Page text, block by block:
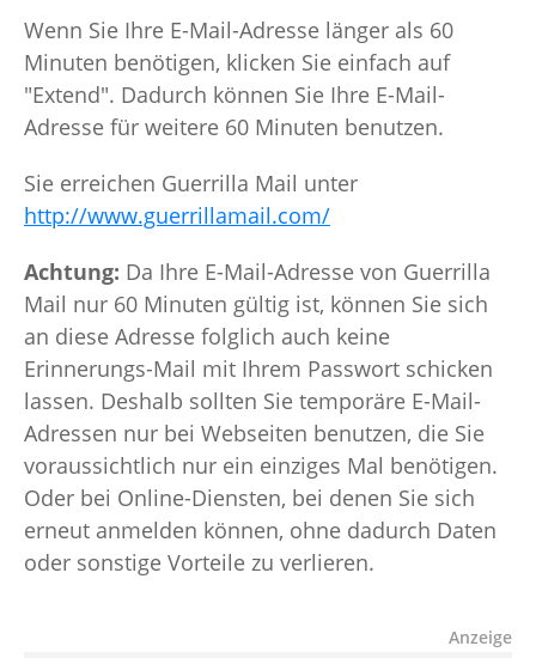
Wenn Sie Ihre E-Mail-Adresse länger als 60
Minuten benötigen, klicken Sie einfach auf
"Extend". Dadurch können Sie Ihre E-Mail-
Adresse für weitere 60 Minuten benutzen.
Sie erreichen Guerrilla Mail unter
http://www.guerrillamail.com/
Achtung: Da Ihre E-Mail-Adresse von Guerrilla
Mail nur 60 Minuten gültig ist, können Sie sich
an diese Adresse folglich auch keine
Erinnerungs-Mail mit Ihrem Passwort schicken
lassen. Deshalb sollten Sie temporäre E-Mail-
Adressen nur bei Webseiten benutzen, die Sie
voraussichtlich nur ein einziges Mal benötigen.
Oder bei Online-Diensten, bei denen Sie sich
erneut anmelden können, ohne dadurch Daten
oder sonstige Vorteile zu verlieren.